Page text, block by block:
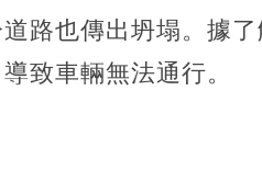
路也傳出坍塌。據
致車輛無法通行。